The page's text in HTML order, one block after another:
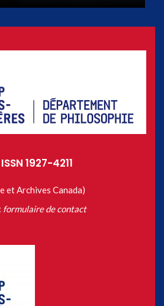
1927-4211
et Archives Canada)
formulaire de contact